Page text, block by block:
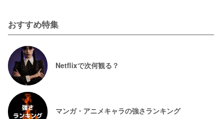
おすすめ特集
Netflixで次何観る？
マンガ・アニメキャラの強さランキング